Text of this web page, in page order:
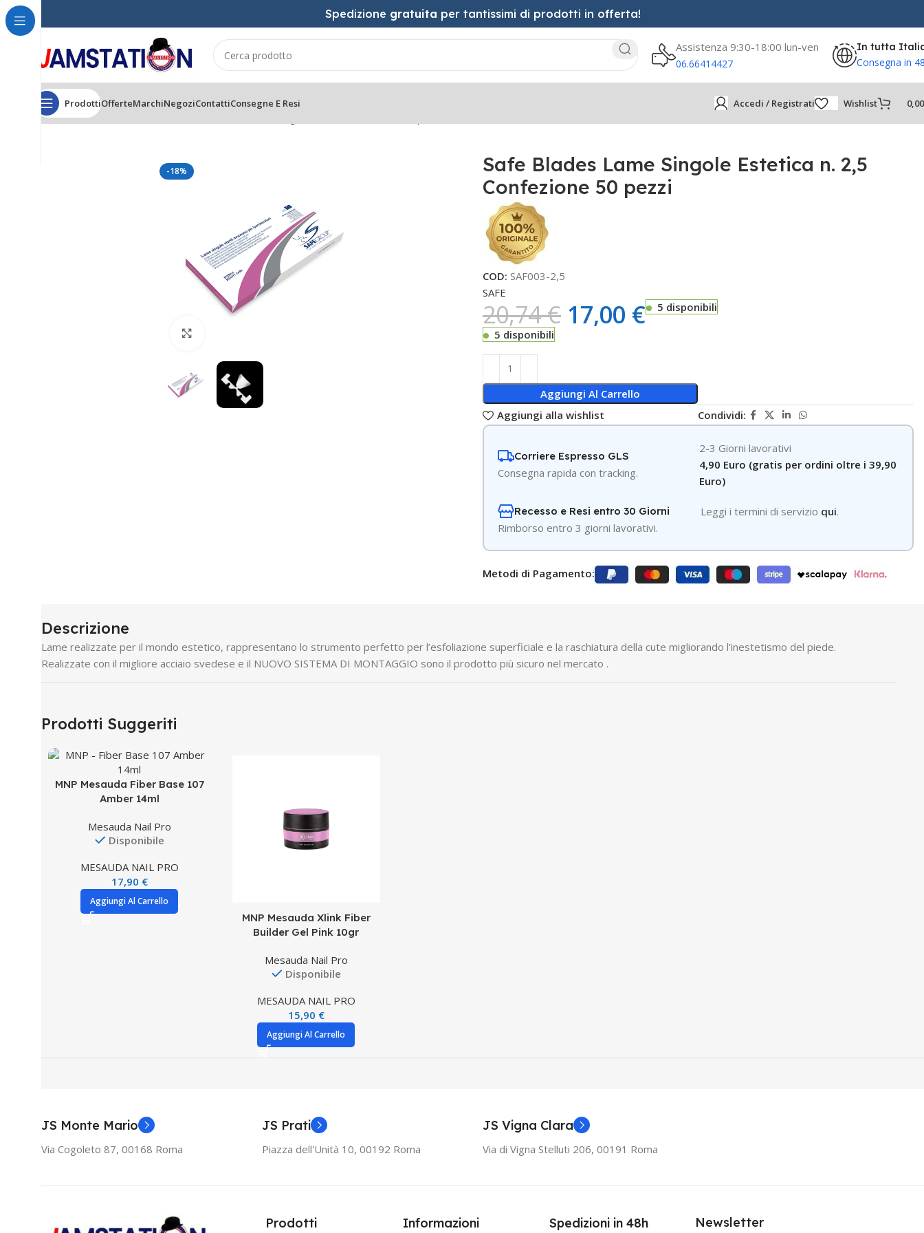
Spedizione gratuita per tantissimi di prodotti in offerta!
Assistenza 9:30-18:00 lun-ven
06.66414427
In tutta
Consegna in
ProdottiOfferteMarchiNegoziContattiConsegne E Resi Accedi / Registrati Wishlist
Home MANI & PIEDI
-18%
Safe Blades Lame Singole Estetica n. 2,5
Confezione 50 pezzi
COD: SAF003-2,5
SAFE
20,74€ 17,00 €
5 disponibili
5 disponibili
Aggiungi Al Carrello
Aggiungi alla wishlist
Condividi:
Corriere Espresso GLS
Consegna rapida con tracking.
2-3 Giorni lavorativi
4,90 Euro (gratis per ordini oltre i 39,90
Euro)
Recesso e Resi entro 30 Giorni
Rimborso entro 3 giorni lavorativi.
Leggi i termini di servizio qui.
Metodi di Pagamento:
Descrizione
Lame realizzate per il mondo estetico, rappresentano lo strumento perfetto per l’esfoliazione superficiale e la raschiatura della cute migliorando l’inestetismo del piede.
Realizzate con il migliore acciaio svedese e il NUOVO SISTEMA DI MONTAGGIO sono il prodotto più sicuro nel mercato .
Prodotti Suggeriti
MNP Mesauda Fiber Base 107
Amber 14ml
Mesauda Nail Pro
Disponibile
MESAUDA NAIL PRO
17,90 €
Aggiungi Al Carrello
MNP Mesauda Xlink Fiber
Builder Gel Pink 10gr
Mesauda Nail Pro
Disponibile
MESAUDA NAIL PRO
15,90 €
Aggiungi Al Carrello
JS Monte Mario
Via Cogoleto 87, 00168 Roma
JS Prati
Piazza dell'Unità 10, 00192 Roma
JS Vigna Clara
Via di Vigna Stelluti 206, 00191 Roma
Prodotti Informazioni Spedizioni in 48h Newsletter